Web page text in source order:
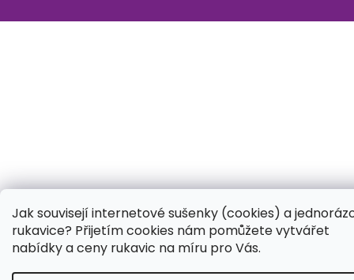
Jak souvisejí internetové sušenky (cookies) a
rukavice? Přijetím cookies nám pomůžete vytvářet
nabídky a ceny rukavic na míru pro Vás.